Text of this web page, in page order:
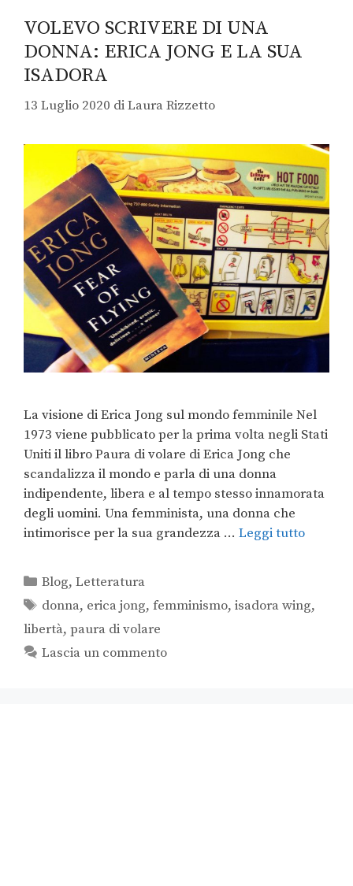
VOLEVO SCRIVERE DI UNA
DONNA: ERICA JONG E LA SUA
ISADORA
13 Luglio 2020 diLaura Rizzetto
La visione di Erica Jong sul mondo femminile Nel
1973 viene pubblicato per la prima volta negli Stati
Uniti il libro Paura di volare di Erica Jong che
scandalizza il mondo e parla di una donna
indipendente, libera e al tempo stesso innamorata
degli uomini. Una femminista, una donna che
intimorisce per la sua grandezza … Leggi tutto
Blog,Letteratura
donna, erica jong,femminismo,isadora wing,
libertà, paura di volare
Lascia un commento